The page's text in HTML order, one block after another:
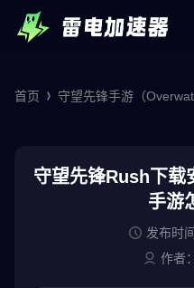
首页 守望先锋手游（
守望先锋Rush下载
手游
发布时间
作者：